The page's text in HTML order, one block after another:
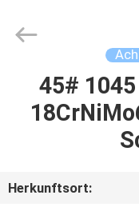
HAUS
VIDEOS
ENERGY
EQUIPMENT
45#
Herkunftsort: